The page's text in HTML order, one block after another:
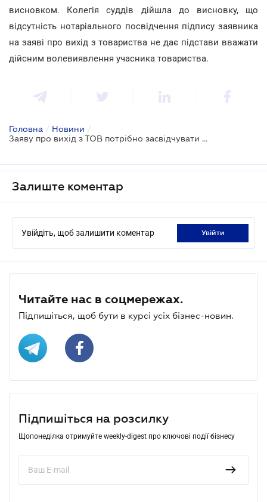
висновком. Колегія суддів дійшла до висновку, що
відсутність нотаріального посвідчення підпису заявника
на заяві про вихід з товариства не дає підстави вважати
дійсним волевиявлення учасника товариства.
Головна / Новини /
Заяву про вихід з ТОВ потрібно засвідчувати нотаріально
Залиште коментар
Увійдіть, щоб залишити коментар увійти
Читайте нас в соцмережах.
Підпишіться, щоб бути в курсі усіх бізнес-новин.
Підпишіться на розсилку
Щопонеділка отримуйте weekly-digest про ключові події бізнесу